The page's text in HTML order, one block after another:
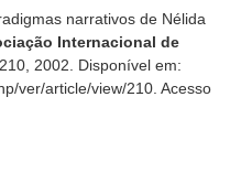
narrativos de Nélida
Internacional de
2002. Disponível em:
ver/article/view/210. Acesso